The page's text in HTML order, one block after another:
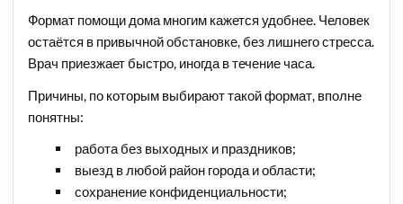
Формат помощи дома многим кажется удобнее. Человек
остаётся в привычной обстановке, без лишнего стресса.
Врач приезжает быстро, иногда в течение часа.
Причины, по которым выбирают такой формат, вполне
понятны:
работа без выходных и праздников;
выезд в любой район города и области;
сохранение конфиденциальности;